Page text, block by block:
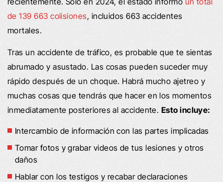
de 139 663 colisiones, incluidos 663 accidentes
mortales.
Tras un accidente de tráfico, es probable que te sientas
abrumado y asustado. Las cosas pueden suceder muy
rápido después de un choque. Habrá mucho ajetreo y
muchas cosas que tendrás que hacer en los momentos
inmediatamente posteriores al accidente. Esto incluye:
Intercambio de información con las partes implicadas
Tomar fotos y grabar videos de tus lesiones y otros
daños
Hablar con los testigos y recabar declaraciones